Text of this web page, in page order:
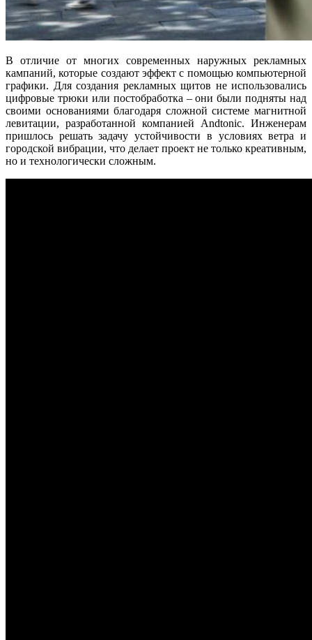
В отличие от многих современных наружных рекламных
кампаний, которые создают эффект с помощью компьютерной
графики. Для создания рекламных щитов не использовались
цифровые трюки или постобработка – они были подняты над
своими основаниями благодаря сложной системе магнитной
левитации, разработанной компанией Andtonic. Инженерам
пришлось решать задачу устойчивости в условиях ветра и
городской вибрации, что делает проект не только креативным,
но и технологически сложным.